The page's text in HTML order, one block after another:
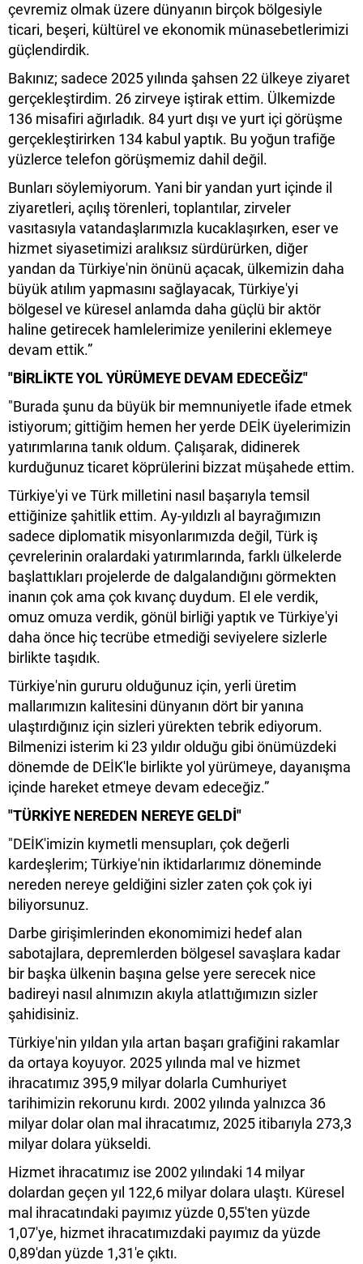
çevremiz olmak üzere dünyanın birçok bölgesiyle
ticari, beşeri, kültürel ve ekonomik münasebetlerimizi
güçlendirdik.
Bakınız; sadece 2025 yılında şahsen 22 ülkeye ziyaret
gerçekleştirdim. 26 zirveye iştirak ettim. Ülkemizde
136 misafiri ağırladık. 84 yurt dışı ve yurt içi görüşme
gerçekleştirirken 134 kabul yaptık. Bu yoğun trafiğe
yüzlerce telefon görüşmemiz dahil değil.
Bunları söylemiyorum. Yani bir yandan yurt içinde il
ziyaretleri, açılış törenleri, toplantılar, zirveler
vasıtasıyla vatandaşlarımızla kucaklaşırken, eser ve
hizmet siyasetimizi aralıksız sürdürürken, diğer
yandan da Türkiye'nin önünü açacak, ülkemizin daha
büyük atılım yapmasını sağlayacak, Türkiye'yi
bölgesel ve küresel anlamda daha güçlü bir aktör
haline getirecek hamlelerimize yenilerini eklemeye
devam ettik.”
"BİRLİKTE YOL YÜRÜMEYE DEVAM EDECEĞİZ"
"Burada şunu da büyük bir memnuniyetle ifade etmek
istiyorum; gittiğim hemen her yerde DEİK üyelerimizin
yatırımlarına tanık oldum. Çalışarak, didinerek
kurduğunuz ticaret köprülerini bizzat müşahede ettim.
Türkiye'yi ve Türk milletini nasıl başarıyla temsil
ettiğinize şahitlik ettim. Ay-yıldızlı al bayrağımızın
sadece diplomatik misyonlarımızda değil, Türk iş
çevrelerinin oralardaki yatırımlarında, farklı ülkelerde
başlattıkları projelerde de dalgalandığını görmekten
inanın çok ama çok kıvanç duydum. El ele verdik,
omuz omuza verdik, gönül birliği yaptık ve Türkiye'yi
daha önce hiç tecrübe etmediği seviyelere sizlerle
birlikte taşıdık.
Türkiye'nin gururu olduğunuz için, yerli üretim
mallarımızın kalitesini dünyanın dört bir yanına
ulaştırdığınız için sizleri yürekten tebrik ediyorum.
Bilmenizi isterim ki 23 yıldır olduğu gibi önümüzdeki
dönemde de DEİK'le birlikte yol yürümeye, dayanışma
içinde hareket etmeye devam edeceğiz.”
"TÜRKİYE NEREDEN NEREYE GELDİ"
"DEİK'imizin kıymetli mensupları, çok değerli
kardeşlerim; Türkiye'nin iktidarlarımız döneminde
nereden nereye geldiğini sizler zaten çok çok iyi
biliyorsunuz.
Darbe girişimlerinden ekonomimizi hedef alan
sabotajlara, depremlerden bölgesel savaşlara kadar
bir başka ülkenin başına gelse yere serecek nice
badireyi nasıl alnımızın akıyla atlattığımızın sizler
şahidisiniz.
Türkiye'nin yıldan yıla artan başarı grafiğini rakamlar
da ortaya koyuyor. 2025 yılında mal ve hizmet
ihracatımız 395,9 milyar dolarla Cumhuriyet
tarihimizin rekorunu kırdı. 2002 yılında yalnızca 36
milyar dolar olan mal ihracatımız, 2025 itibarıyla 273,3
milyar dolara yükseldi.
Hizmet ihracatımız ise 2002 yılındaki 14 milyar
dolardan geçen yıl 122,6 milyar dolara ulaştı. Küresel
mal ihracatındaki payımız yüzde 0,55'ten yüzde
1,07'ye, hizmet ihracatımızdaki payımız da yüzde
0,89'dan yüzde 1,31'e çıktı.